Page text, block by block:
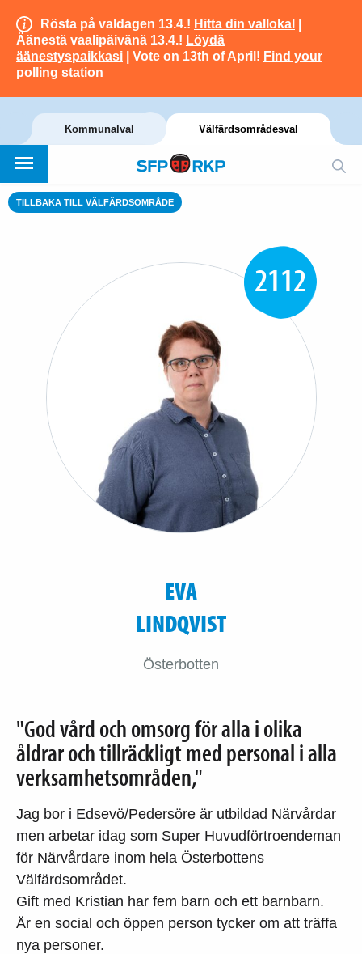
Rösta på valdagen 13.4.! Hitta din vallokal
Äänestä vaalipäivänä 13.4.! Löydä
äänestyspaikkasi | Vote on 13th of April! Find your
polling station
Kommunalval Välfärdsområdesval
TILLBAKA TILL VÄLFÄRDSOMRÅDE
2112
EVA
LINDQVIST
Österbotten
"God vård och omsorg för alla i olika
åldrar och tillräckligt med personal i alla
verksamhetsområden,"
Jag bor i Edsevö/Pedersöre är utbildad Närvårdar
men arbetar idag som Super Huvudförtroendeman
för Närvårdare inom hela Österbottens
Välfärdsområdet.
Gift med Kristian har fem barn och ett barnbarn.
Är en social och öppen person tycker om att träffa
nya personer.